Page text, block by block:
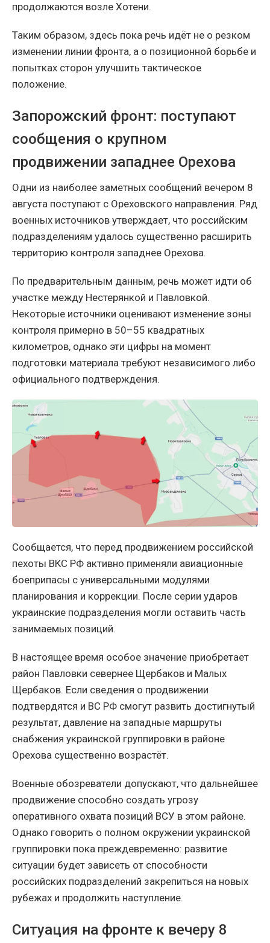
продолжаются возле Хотени.
Таким образом, здесь пока речь идёт не о резком
изменении линии фронта, а о позиционной борьбе и
попытках сторон улучшить тактическое
положение.
Запорожский фронт: поступают
сообщения о крупном
продвижении западнее Орехова
Одни из наиболее заметных сообщений вечером 8
августа поступают с Ореховского направления. Ряд
военных источников утверждает, что российским
подразделениям удалось существенно расширить
территорию контроля западнее Орехова.
По предварительным данным, речь может идти об
участке между Нестерянкой и Павловкой.
Некоторые источники оценивают изменение зоны
контроля примерно в 50–55 квадратных
километров, однако эти цифры на момент
подготовки материала требуют независимого либо
официального подтверждения.
Сообщается, что перед продвижением российской
пехоты ВКС РФ активно применяли авиационные
боеприпасы с универсальными модулями
планирования и коррекции. После серии ударов
украинские подразделения могли оставить часть
занимаемых позиций.
В настоящее время особое значение приобретает
район Павловки севернее Щербаков и Малых
Щербаков. Если сведения о продвижении
подтвердятся и ВС РФ смогут развить достигнутый
результат, давление на западные маршруты
снабжения украинской группировки в районе
Орехова существенно возрастёт.
Военные обозреватели допускают, что дальнейшее
продвижение способно создать угрозу
оперативного охвата позиций ВСУ в этом районе.
Однако говорить о полном окружении украинской
группировки пока преждевременно: развитие
ситуации будет зависеть от способности
российских подразделений закрепиться на новых
рубежах и продолжить наступление.
Ситуация на фронте к вечеру 8